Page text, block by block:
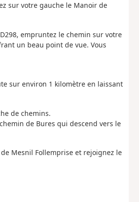
sur votre gauche le Manoir de
empruntez le chemin sur votre
un beau point de vue. Vous
sur environ 1 kilomètre en laissant
de chemins.
de Bures qui descend vers le
Mesnil Follemprise et rejoignez le